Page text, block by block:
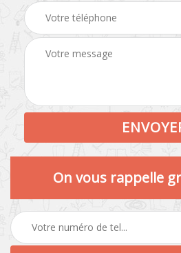
On vous rappelle